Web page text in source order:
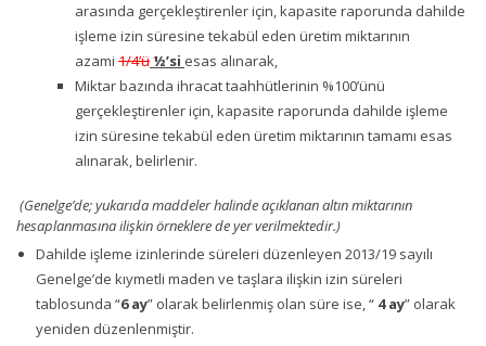
arasında gerçekleştirenler için, kapasite raporunda dahilde
işleme izin süresine tekabül eden üretim miktarının
azami 1/4’ü½’si esas alınarak,
Miktar bazında ihracat taahhütlerinin %100’ünü
gerçekleştirenler için, kapasite raporunda dahilde işleme
izin süresine tekabül eden üretim miktarının tamamı esas
alınarak, belirlenir.
(Genelge’de; yukarıda maddeler halinde açıklanan altın miktarının
hesaplanmasına ilişkin örneklere de yer verilmektedir.)
Dahilde işleme izinlerinde süreleri düzenleyen 2013/19 sayılı
Genelge’de kıymetli maden ve taşlara ilişkin izin süreleri
tablosunda “6 ay” olarak belirlenmiş olan süre ise, “ 4 ay” olarak
yeniden düzenlenmiştir.